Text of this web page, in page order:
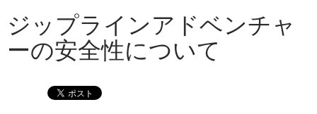
ジップラインアドベンチャ
ーの安全性について